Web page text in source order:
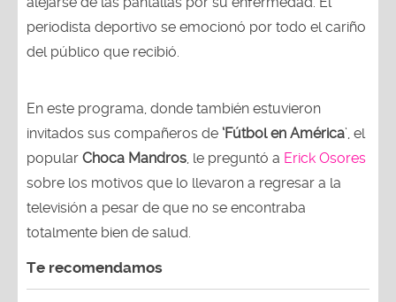
periodista deportivo se emocionó por todo el cariño
del público que recibió.
En este programa, donde también estuvieron
invitados sus compañeros de ‘Fútbol en América’, el
popular Choca Mandros, le preguntó a Erick Osores
sobre los motivos que lo llevaron a regresar a la
televisión a pesar de que no se encontraba
totalmente bien de salud.
Te recomendamos